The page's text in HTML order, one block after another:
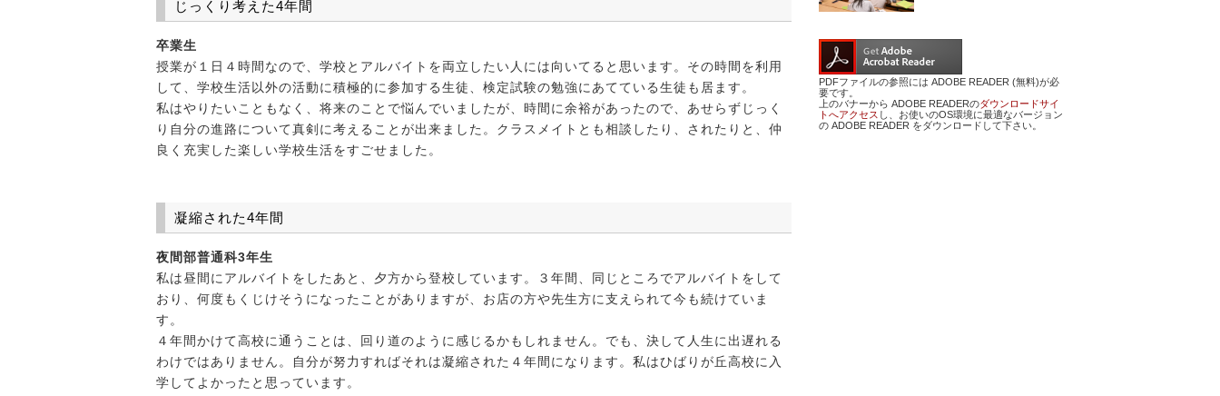
じっくり考えた4年間
卒業生
授業が１日４時間なので、学校とアルバイトを両立したい人には向いてると思います。その時間を利用
して、学校生活以外の活動に積極的に参加する生徒、検定試験の勉強にあてている生徒も居ます。
私はやりたいこともなく、将来のことで悩んでいましたが、時間に余裕があったので、あせらずじっく
り自分の進路について真剣に考えることが出来ました。クラスメイトとも相談したり、されたりと、仲
良く充実した楽しい学校生活をすごせました。
凝縮された4年間
夜間部普通科3年生
私は昼間にアルバイトをしたあと、夕方から登校しています。３年間、同じところでアルバイトをして
おり、何度もくじけそうになったことがありますが、お店の方や先生方に支えられて今も続けていま
す。
４年間かけて高校に通うことは、回り道のように感じるかもしれません。でも、決して人生に出遅れる
わけではありません。自分が努力すればそれは凝縮された４年間になります。私はひばりが丘高校に入
学してよかったと思っています。
PDFファイルの参照には ADOBE READER (無料)が必
要です。
上のバナーから ADOBE READERのダウンロードサイ
トへアクセス し、お使いのOS環境に最適なバージョン
の ADOBE READER をダウンロードして下さい。